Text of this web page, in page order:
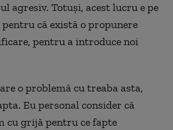
agresiv. Totuși, acest lucru e pe
pentru că există o propunere
pentru a introduce noi
o problemă cu treaba asta,
Eu personal consider că
cu grijă pentru ce fapte